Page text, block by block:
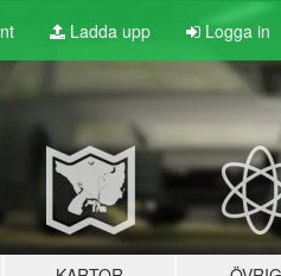
Ladda upp Logga in